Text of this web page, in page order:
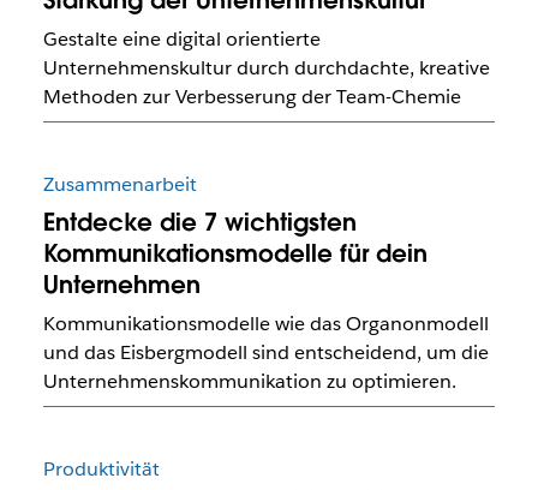
Gestalte eine digital orientierte
Unternehmenskultur durch durchdachte, kreative
Methoden zur Verbesserung der Team-Chemie
Zusammenarbeit
Entdecke die 7 wichtigsten
Kommunikationsmodelle für dein
Unternehmen
Kommunikationsmodelle wie das Organonmodell
und das Eisbergmodell sind entscheidend, um die
Unternehmenskommunikation zu optimieren.
Produktivität